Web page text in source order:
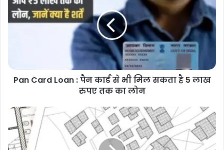
Loan
मिल
सकता
लाख
रुपए
तक
का
Pan Card Loan : पैन कार्ड से भी मिल सकता है 5 लाख
रुपए तक का लोन
online
land
registry
: